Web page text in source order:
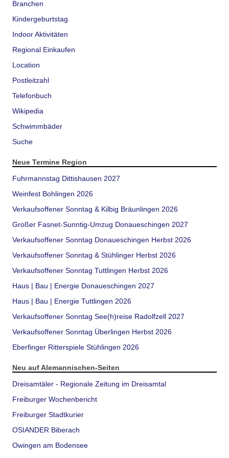
Branchen
Kindergeburtstag
Indoor Aktivitäten
Regional Einkaufen
Location
Postleitzahl
Telefonbuch
Wikipedia
Schwimmbäder
Suche
Neue Termine Region
Fuhrmannstag Dittishausen 2027
Weinfest Bohlingen 2026
Verkaufsoffener Sonntag & Kilbig Bräunlingen 2026
Großer Fasnet-Sunntig-Umzug Donaueschingen 2027
Verkaufsoffener Sonntag Donaueschingen Herbst 2026
Verkaufsoffener Sonntag & Stühlinger Herbst 2026
Verkaufsoffener Sonntag Tuttlingen Herbst 2026
Haus | Bau | Energie Donaueschingen 2027
Haus | Bau | Energie Tuttlingen 2026
Verkaufsoffener Sonntag See(h)reise Radolfzell 2027
Verkaufsoffener Sonntag Überlingen Herbst 2026
Eberfinger Ritterspiele Stühlingen 2026
Neu auf Alemannischen-Seiten
Dreisamtäler - Regionale Zeitung im Dreisamtal
Freiburger Wochenbericht
Freiburger Stadtkurier
OSIANDER Biberach
Owingen am Bodensee